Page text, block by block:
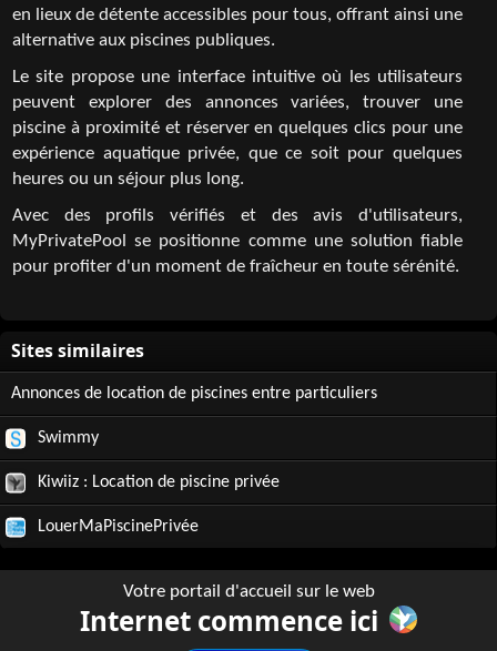
en lieux de détente accessibles pour tous, offrant ainsi une
alternative aux piscines publiques.
Le site propose une interface intuitive où les utilisateurs
peuvent explorer des annonces variées, trouver une
piscine à proximité et réserver en quelques clics pour une
expérience aquatique privée, que ce soit pour quelques
heures ou un séjour plus long.
Avec des profils vérifiés et des avis d'utilisateurs,
MyPrivatePool se positionne comme une solution fiable
pour profiter d'un moment de fraîcheur en toute sérénité.
Annonces de location de piscines entre particuliers
Swimmy
Kiwiiz : Location de piscine privée
LouerMaPiscinePrivée
Votre portail d'accueil sur le web
Internet commence ici